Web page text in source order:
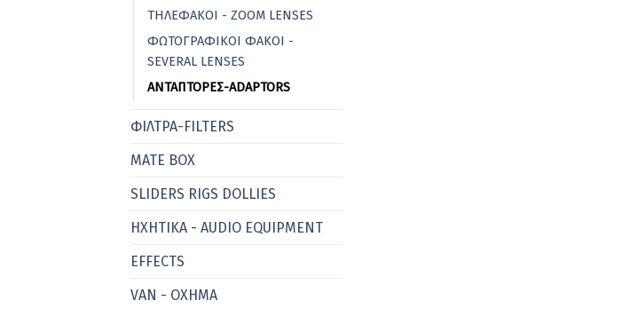
ΤΗΛΕΦΑΚΟΙ - ZOOM LENSES
ΦΩΤΟΓΡΑΦΙΚΟΙ ΦΑΚΟΙ -
SEVERAL LENSES
ΑΝΤΑΠΤΟΡΕΣ-ADAPTORS
ΦΙΛΤΡΑ-FILTERS
MATE BOX
SLIDERS RIGS DOLLIES
ΗΧΗΤΙΚΑ - AUDIO EQUIPMENT
EFFECTS
VAN - ΟΧΗΜΑ